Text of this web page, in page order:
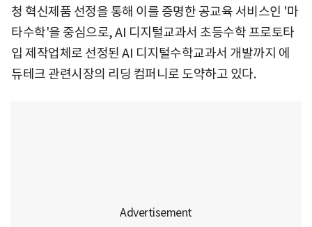
청 혁신제품 선정을 통해 이를 증명한 공교육 서비스인 '마
타수학'을 중심으로, AI 디지털교과서 초등수학 프로토타
입 제작업체로 선정된 AI 디지털수학교과서 개발까지 에
듀테크 관련시장의 리딩 컴퍼니로 도약하고 있다.